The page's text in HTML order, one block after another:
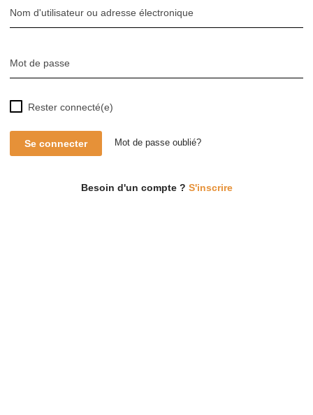
Nom d'utilisateur ou adresse électronique
Mot de passe
Rester connecté(e)
Se connecter Mot de passe oublié?
Besoin d'un compte ? S'inscrire